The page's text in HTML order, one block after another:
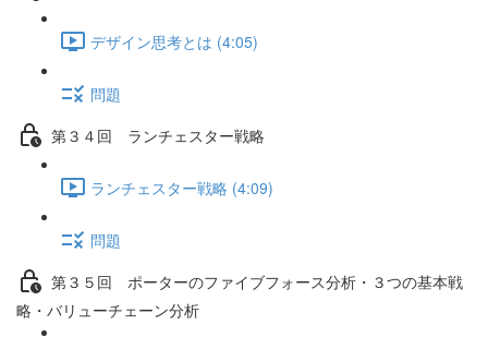
デザイン思考とは (4:05)
問題
第３４回 ランチェスター戦略
ランチェスター戦略 (4:09)
問題
第３５回 ポーターのファイブフォース分析・３つの基本戦
略・バリューチェーン分析